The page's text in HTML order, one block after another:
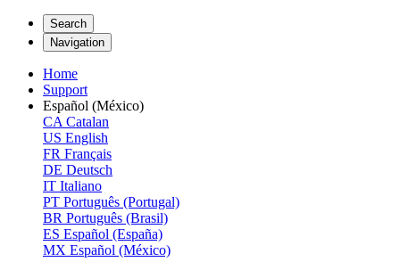
Search
Navigation
Home
Support
Español (México)
CA Catalan
US English
FR Français
DE Deutsch
IT Italiano
PT Português (Portugal)
BR Português (Brasil)
ES Español (España)
MX Español (México)